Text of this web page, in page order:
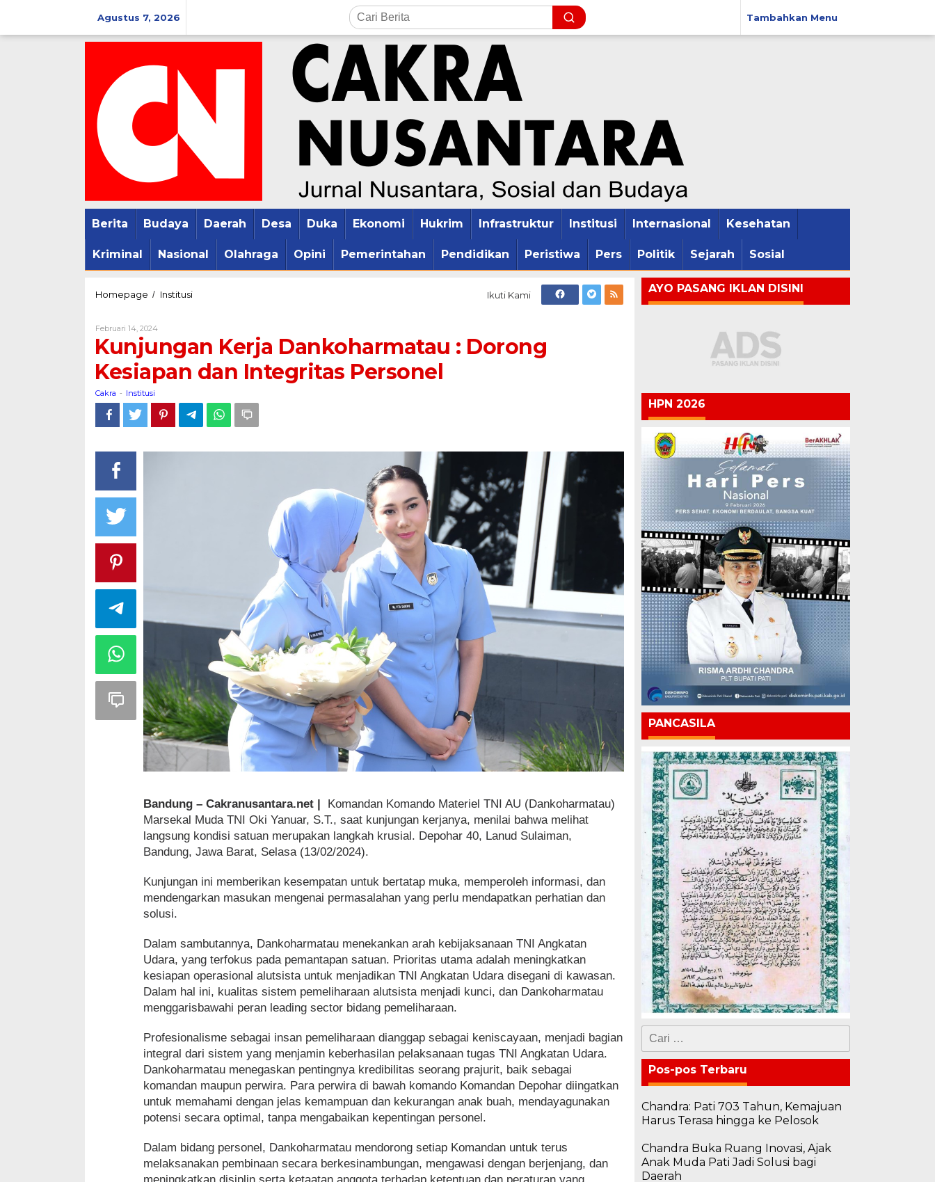
konten
Agustus 7, 2026 Tambahkan Menu
Berita Budaya Daerah Desa Duka Ekonomi Hukrim Infrastruktur Institusi Internasional Kesehatan
Kriminal Nasional Olahraga Opini Pemerintahan Pendidikan Peristiwa Pers Politik Sejarah Sosial
Homepage / InstitusiKunjungan
Dorong
Kesiapan
dan
Personel
Ikuti Kami
Februari 14, 2024Oleh
Kunjungan Kerja Dankoharmatau : Dorong
Kesiapan dan Integritas Personel
Cakra - Institusi
Bandung – Cakranusantara.net |
Komandan Komando Materiel TNI AU (Dankoharmatau)
Marsekal Muda TNI Oki Yanuar, S.T., saat kunjungan kerjanya, menilai bahwa melihat
langsung kondisi satuan merupakan langkah krusial. Depohar 40, Lanud Sulaiman,
Bandung, Jawa Barat, Selasa (13/02/2024).
Kunjungan ini memberikan kesempatan untuk bertatap muka, memperoleh informasi, dan
mendengarkan masukan mengenai permasalahan yang perlu mendapatkan perhatian dan
solusi.
Dalam sambutannya, Dankoharmatau menekankan arah kebijaksanaan TNI Angkatan
Udara, yang terfokus pada pemantapan satuan. Prioritas utama adalah meningkatkan
kesiapan operasional alutsista untuk menjadikan TNI Angkatan Udara disegani di kawasan.
Dalam hal ini, kualitas sistem pemeliharaan alutsista menjadi kunci, dan Dankoharmatau
menggarisbawahi peran leading sector bidang pemeliharaan.
Profesionalisme sebagai insan pemeliharaan dianggap sebagai keniscayaan, menjadi bagian
integral dari sistem yang menjamin keberhasilan pelaksanaan tugas TNI Angkatan Udara.
Dankoharmatau menegaskan pentingnya kredibilitas seorang prajurit, baik sebagai
komandan maupun perwira. Para perwira di bawah komando Komandan Depohar diingatkan
untuk memahami dengan jelas kemampuan dan kekurangan anak buah, mendayagunakan
potensi secara optimal, tanpa mengabaikan kepentingan personel.
Dalam bidang personel, Dankoharmatau mendorong setiap Komandan untuk terus
melaksanakan pembinaan secara berkesinambungan, mengawasi dengan berjenjang, dan
AYO PASANG IKLAN DISINI
HPN 2026
PANCASILA
Cari
untuk:
Pos-pos Terbaru
Chandra: Pati 703 Tahun, Kemajuan
Harus Terasa hingga ke Pelosok
Chandra Buka Ruang Inovasi, Ajak
Anak Muda Pati Jadi Solusi bagi
Daerah